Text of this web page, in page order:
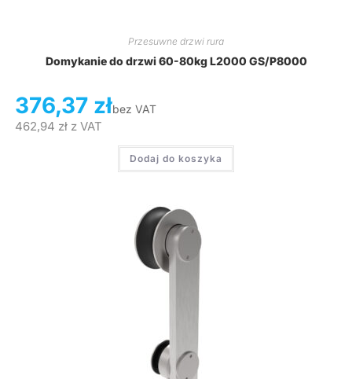
Przesuwne drzwi rura
Domykanie do drzwi 60-80kg L2000 GS/P8000
376,37 złbez VAT
462,94 złz VAT
Dodaj do koszyka